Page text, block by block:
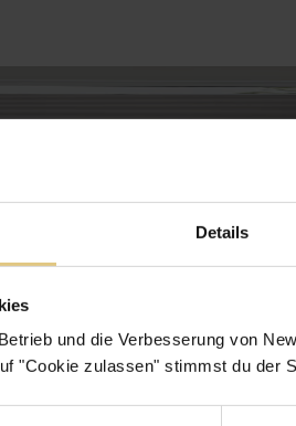
Details
und die Verbesserung von
"Cookie zulassen" stimmst du der